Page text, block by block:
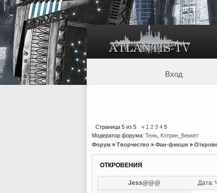
Вход
Страница 5 из 5 « 1 2 3 4 5
Модератор форума: Тень Кэтрин_Беккет
Форум » Творчество » Фан-фикшн »
ОТКРОВЕНИЯ
Jess@@@ Дата: